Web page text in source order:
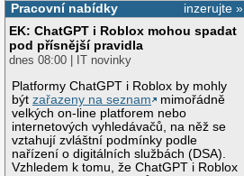
inzerujte »
Pracovní nabídky
EK: ChatGPT i Roblox mohou spadat
pod přísnější pravidla
dnes 08:00 | IT novinky
Platformy ChatGPT i Roblox by mohly
býtzařazeny na seznam
mimořádně
velkých on-line platforem nebo
internetových vyhledávačů, na něž se
vztahují zvláštní podmínky podle
nařízení o digitálních službách (DSA).
Vzhledem k tomu, že ChatGPT i Roblox